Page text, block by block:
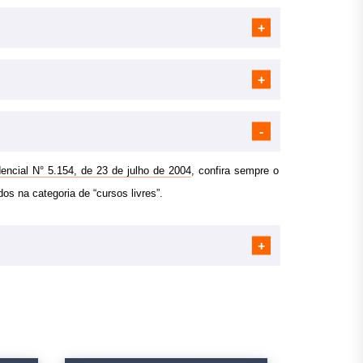
N° 5.154, de 23 de julho de 2004, confira sempre o
na categoria de “cursos livres”.